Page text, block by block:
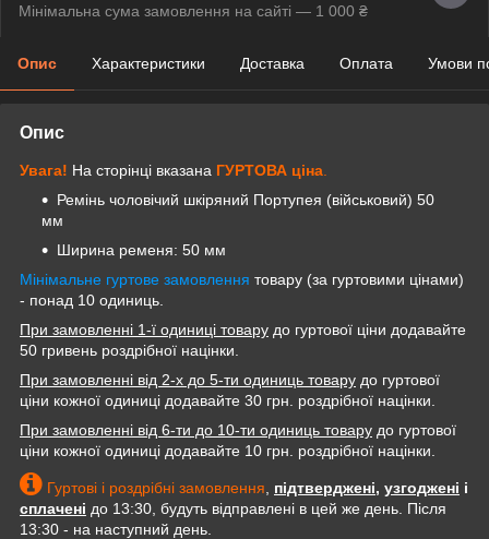
Мінімальна сума замовлення на сайті — 1 000 ₴
Опис Характеристики Доставка Оплата Умови
Опис
Увага! На сторінці вказана ГУРТОВА ціна
Ремінь чоловічий шкіряний Портупея (військовий) 50
мм
Ширина ременя: 50 мм
Мінімальне гуртове замовлення товару (за гуртовими цінами)
- понад 10 одиниць.
При замовленні 1-ї одиниці товару до гуртової ціни додавайте
50 гривень роздрібної націнки.
При замовленні від 2-х до 5-ти одиниць товару до гуртової
ціни кожної одиниці додавайте 30 грн. роздрібної націнки.
При замовленні від 6-ти до 10-ти одиниць товару до гуртової
ціни кожної одиниці додавайте 10 грн. роздрібної націнки.
Гуртові і роздрібні замовлення підтверджені, узгоджені і
сплачені до 13:30, будуть відправлені в цей же день. Після
13:30 - на наступний день.